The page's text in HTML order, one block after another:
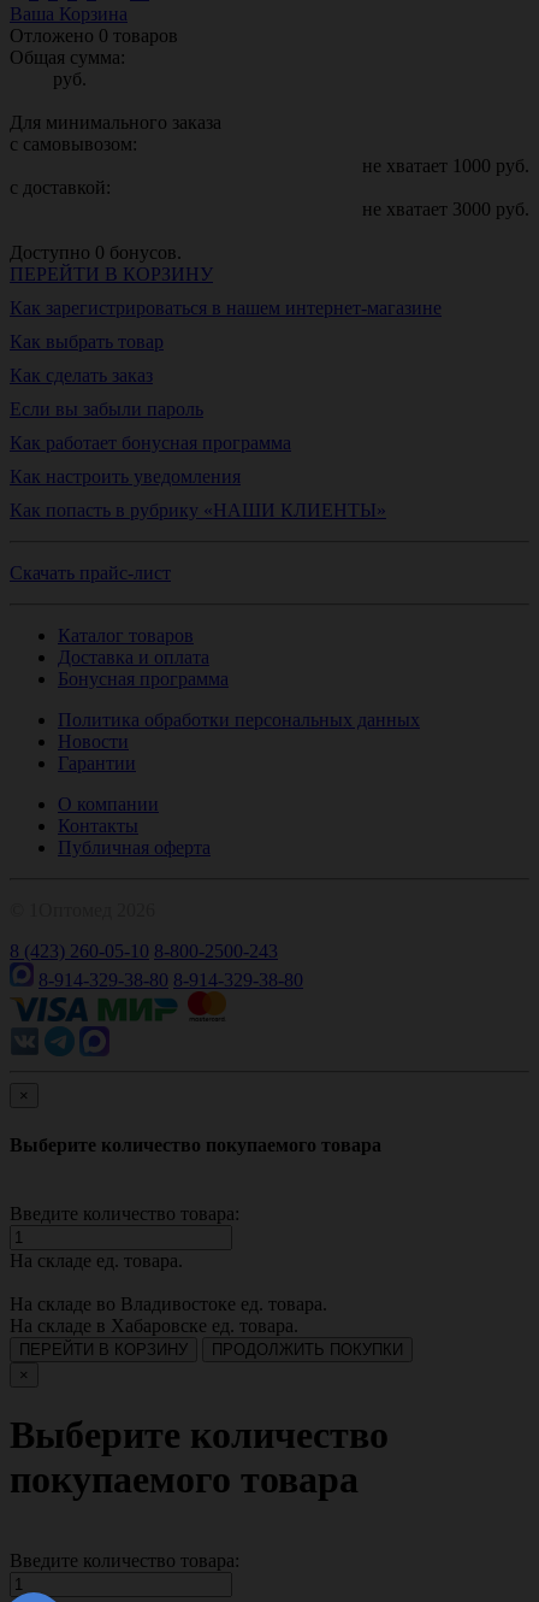
Ваша Корзина
Отложено 0 товаров
Общая сумма:
руб.
Для минимального заказа
с самовывозом:
не хватает 1000 руб.
с доставкой:
не хватает 3000 руб.
Доступно 0 бонусов.
ПЕРЕЙТИ В КОРЗИНУ
Как зарегистрироваться в нашем интернет-магазине
Как выбрать товар
Как сделать заказ
Если вы забыли пароль
Как работает бонусная программа
Как настроить уведомления
Как попасть в рубрику «НАШИ КЛИЕНТЫ»
Скачать прайс-лист
Каталог товаров
Доставка и оплата
Бонусная программа
Политика обработки персональных данных
Новости
Гарантии
О компании
Контакты
Публичная оферта
8 (423) 260-05-10 8-800-2500-243
8-914-329-38-80 8-914-329-38-80
×
Выберите количество покупаемого товара
Введите количество товара:
На складе ед. товара.
На складе во Владивостоке ед. товара.
На складе в Хабаровске ед. товара.
ПЕРЕЙТИ В КОРЗИНУ
ПРОДОЛЖИТЬ ПОКУПКИ
×
Выберите количество
покупаемого товара
Введите количество товара: